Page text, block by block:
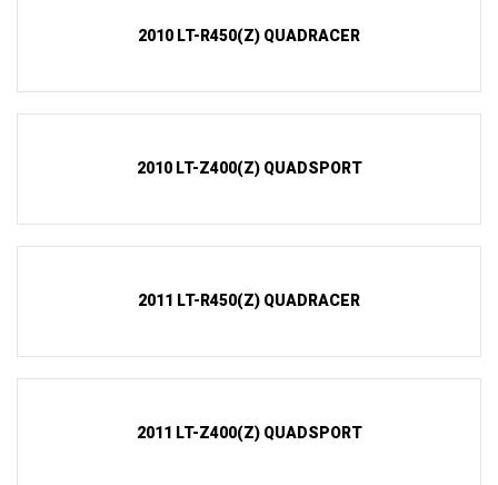
2010 LT-R450(Z) QUADRACER
2010 LT-Z400(Z) QUADSPORT
2011 LT-R450(Z) QUADRACER
2011 LT-Z400(Z) QUADSPORT